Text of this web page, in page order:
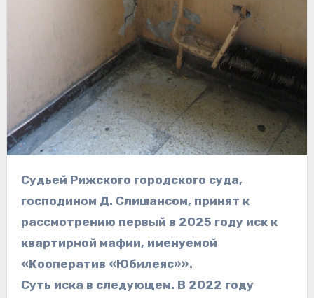
Судьей Рижского городского суда,
господином Д. Слишансом, принят к
рассмотрению первый в 2025 году иск к
квартирной мафии, именуемой
«Кооператив «Юбилеяс»».
Суть иска в следующем. В 2022 году